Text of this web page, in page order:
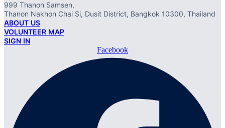
999 Thanon Samsen,
Thanon Nakhon Chai Si, Dusit District, Bangkok 10300, Thailand
ABOUT US
VOLUNTEER MAP
SIGN IN
Facebook